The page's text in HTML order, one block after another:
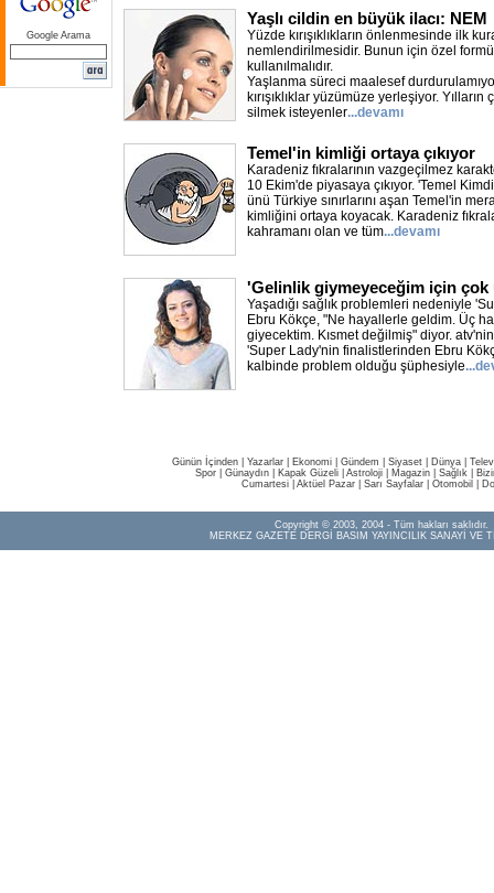
Google Arama
Yaşlı cildin en büyük ilacı: NEM
Yüzde kırışıklıkların önlenmesinde ilk
nemlendirilmesidir. Bunun için özel
kullanılmalıdır.
Yaşlanma süreci maalesef
kırışıklıklar yüzümüze yerleşiyor.
silmek isteyenler...devamı
Temel'in kimliği ortaya çıkıyor
Karadeniz fıkralarının vazgeçilmez
10 Ekim'de piyasaya çıkıyor. 'Temel
ünü Türkiye sınırlarını aşan Temel'in
kimliğini ortaya koyacak. Karadeniz
kahramanı olan ve tüm...devamı
'Gelinlik giymeyeceğim için
Yaşadığı sağlık problemleri nedeniyle
Ebru Kökçe, "Ne hayallerle geldim. Üç
giyecektim. Kısmet değilmiş" diyor.
'Super Lady'nin finalistlerinden Ebru
kalbinde problem olduğu şüphesiyle
Günün İçinden Yazarlar Ekonomi Gündem Siyaset Dünya |
Spor
Günaydın Kapak Güzeli Astroloji Magazin Sağlık
Cumartesi| Aktüel Pazar| Sarı Sayfalar| Otomobil
Copyright © 2003, 2004 - Tüm hakları saklıdır.
MERKEZ GAZETE DERGİ BASIM YAYINCILIK SANAYİ VE